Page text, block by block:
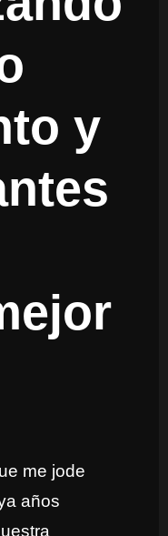
y
me jode
años